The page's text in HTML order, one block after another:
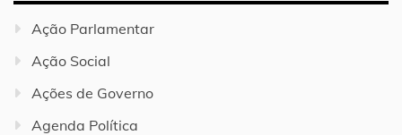
Ação Parlamentar
Ação Social
Ações de Governo
Agenda Política